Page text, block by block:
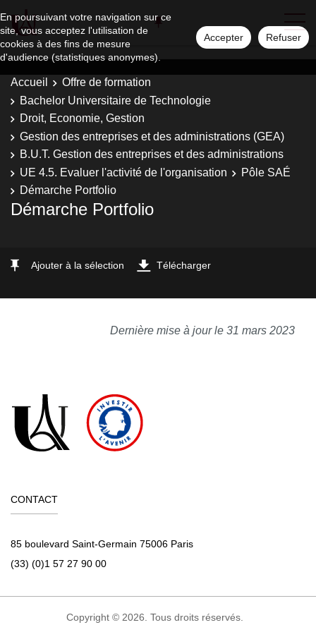
En poursuivant votre navigation sur ce
site, vous acceptez l'utilisation de
cookies à des fins de mesure
d'audience (statistiques anonymes).
Accepter Refuser
Accueil
Offre de formation
Bachelor Universitaire de Technologie
Droit, Economie, Gestion
Gestion des entreprises et des administrations (GEA)
B.U.T. Gestion des entreprises et des administrations
UE 4.5. Evaluer l'activité de l'organisation
Pôle SAÉ
Démarche Portfolio
Démarche Portfolio
Ajouter à la sélection Télécharger
Dernière mise à jour le 31 mars 2023
CONTACT
85 boulevard Saint-Germain 75006 Paris
(33) (0)1 57 27 90 00
Copyright © 2026. Tous droits réservés.